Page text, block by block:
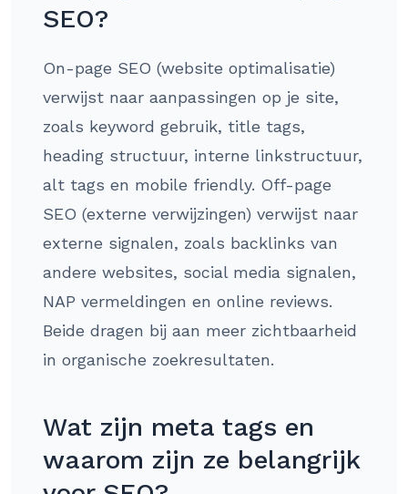
SEO?
On-page SEO (website optimalisatie)
verwijst naar aanpassingen op je site,
zoals keyword gebruik, title tags,
heading structuur, interne linkstructuur,
alt tags en mobile friendly. Off-page
SEO (externe verwijzingen) verwijst naar
externe signalen, zoals backlinks van
andere websites, social media signalen,
NAP vermeldingen en online reviews.
Beide dragen bij aan meer zichtbaarheid
in organische zoekresultaten.
Wat zijn meta tags en
waarom zijn ze belangrijk